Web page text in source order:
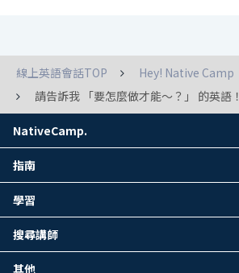
線上英語會話TOP
Hey! Native Camp
請告訴我 「要怎麼做才能～？」 的英語！
NativeCamp.
指南
學習
搜尋講師
其他